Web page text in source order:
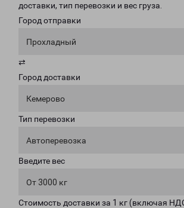
доставки, тип перевозки и вес груза.
Город отправки
Прохладный
⇄
Город доставки
Кемерово
Тип перевозки
Автоперевозка
Введите вес
От 3000 кг
Стоимость доставки за 1 кг (включая